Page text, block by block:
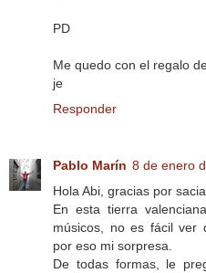
PD
Me quedo con el regalo
je
Responder
Pablo Marín 8 de enero
Hola Abi, gracias por
En esta tierra
músicos, no es fácil ver
por eso mi sorpresa.
De todas formas, le